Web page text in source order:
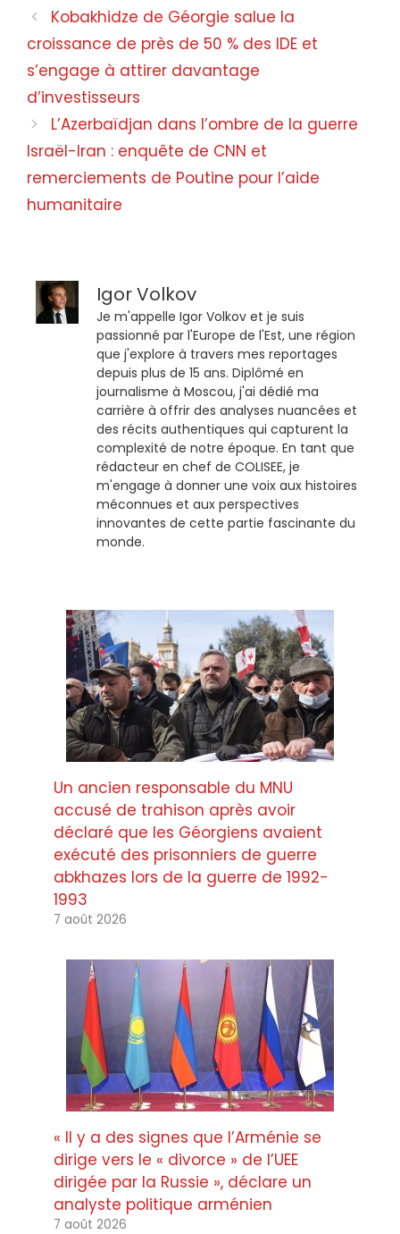
Kobakhidze de Géorgie salue la
croissance de près de 50 % des IDE et
s’engage à attirer davantage
d’investisseurs
L’Azerbaïdjan dans l’ombre de la guerre
Israël-Iran : enquête de CNN et
remerciements de Poutine pour l’aide
humanitaire
Igor Volkov
Je m'appelle Igor Volkov et je suis
passionné par l'Europe de l'Est, une région
que j'explore à travers mes reportages
depuis plus de 15 ans. Diplômé en
journalisme à Moscou, j'ai dédié ma
carrière à offrir des analyses nuancées et
des récits authentiques qui capturent la
complexité de notre époque. En tant que
rédacteur en chef de COLISEE, je
m'engage à donner une voix aux histoires
méconnues et aux perspectives
innovantes de cette partie fascinante du
monde.
Un ancien responsable du MNU
accusé de trahison après avoir
déclaré que les Géorgiens avaient
exécuté des prisonniers de guerre
abkhazes lors de la guerre de 1992-
1993
7 août 2026
« Il y a des signes que l’Arménie se
dirige vers le « divorce » de l’UEE
dirigée par la Russie », déclare un
analyste politique arménien
7 août 2026